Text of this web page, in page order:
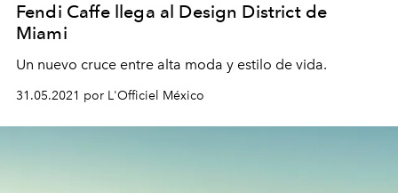
Fendi Caffe llega al Design District de
Miami
Un nuevo cruce entre alta moda y estilo de vida.
31.05.2021 por L'Officiel México